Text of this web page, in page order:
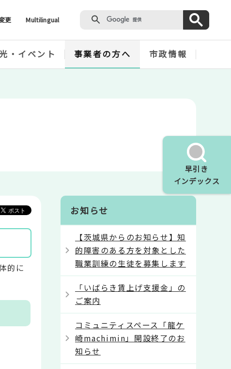
更 Multilingual
早引き
インデックス
・イベント 事業者の方へ 市政情報
的に
お知らせ
【茨城県からのお知らせ】知
的障害のある方を対象とした
職業訓練の生徒を募集します
「いばらき賃上げ支援金」の
ご案内
コミュニティスペース「龍ケ
崎machimin」開設終了のお
知らせ